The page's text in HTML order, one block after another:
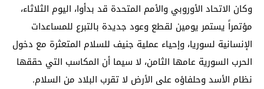
وكان الاتحاد الأوروبي والأمم المتحدة قد بدأوا، اليوم الثلاثاء،
مؤتمراً يستمر يومين لقطع وعود جديدة بالتبرع للمساعدات
الإنسانية لسوريا، وإحياء عملية جنيف للسلام المتعثرة مع دخول
الحرب السورية عامها الثامن، لا سيما أن المكاسب التي حققها
نظام الأسد وحلفاؤه على الأرض لا تقرب البلاد من السلام.